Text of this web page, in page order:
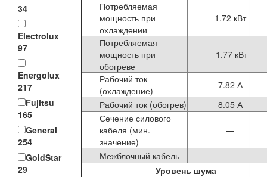
34
Electrolux
97
Energolux
217
Fujitsu
165
General
254
GoldStar
29
Потребляемая
мощность при
охлаждении
1.72 кВт
Потребляемая
мощность при
обогреве
1.77 кВт
Рабочий ток
(охлаждение)
7.82 А
Рабочий ток (обогрев)
8.05 А
Сечение силового
кабеля (мин.
значение)
—
Межблочный кабель
—
Уровень шума